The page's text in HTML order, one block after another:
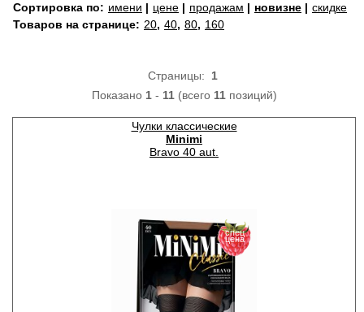
Сортировка по: имени | цене | продажам | новизне | скидке
Товаров на странице: 20, 40, 80, 160
Страницы: 1
Показано 1- 11(всего 11позиций)
Чулки классические
Minimi
Bravo 40 aut.
спец
цена